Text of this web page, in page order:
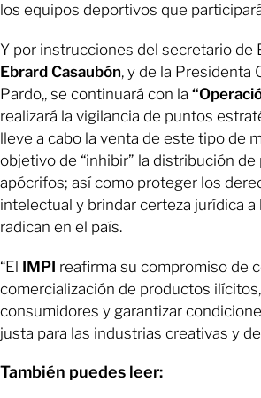
los equipos deportivos que
Y por instrucciones del secretario de
Ebrard Casaubón, y de la Presidenta
Pardo,, se continuará con la
realizará la vigilancia de puntos
lleve a cabo la venta de este tipo de
objetivo de “inhibir” la distribución
apócrifos; así como proteger los
intelectual y brindar certeza jurídica a
radican en el país.
“El IMPI reafirma su compromiso de
comercialización de productos
consumidores y garantizar
justa para las industrias creativas y
También puedes leer: